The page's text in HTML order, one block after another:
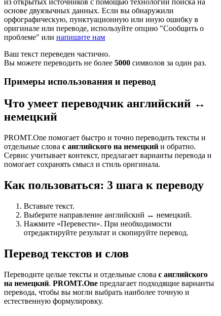
основе двуязычных данных. Если вы обнаружили
орфографическую, пунктуационную или иную ошибку в
оригинале или переводе, используйте опцию "Сообщить о
проблеме" или напишите нам
Ваш текст переведен частично.
Вы можете переводить не более 5000 символов за один раз.
Примеры использования и перевод
Что умеет переводчик английский ↔
немецкий
PROMT.One помогает быстро и точно переводить тексты и
отдельные слова с английского на немецкий и обратно.
Сервис учитывает контекст, предлагает варианты перевода и
помогает сохранять смысл и стиль оригинала.
Как пользоваться: 3 шага к переводу
Вставьте текст.
Выберите направление английский ↔ немецкий.
Нажмите «Перевести». При необходимости
отредактируйте результат и скопируйте перевод.
Перевод текстов и слов
Переводите целые тексты и отдельные слова с английского
на немецкий. PROMT.One предлагает подходящие варианты
перевода, чтобы вы могли выбрать наиболее точную и
естественную формулировку.